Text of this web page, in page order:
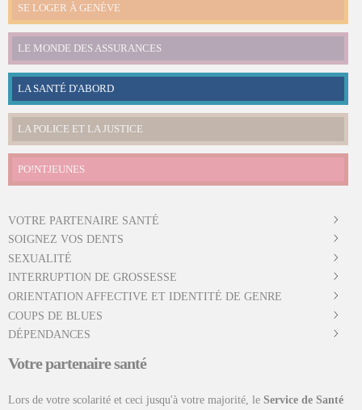
SE LOGER À GENÈVE
LE MONDE DES ASSURANCES
LA SANTÉ D'ABORD
LA POLICE ET LA JUSTICE
PO!NTJEUNES
VOTRE PARTENAIRE SANTÉ
SOIGNEZ VOS DENTS
SEXUALITÉ
INTERRUPTION DE GROSSESSE
ORIENTATION AFFECTIVE ET IDENTITÉ DE GENRE
COUPS DE BLUES
DÉPENDANCES
Votre partenaire santé
Lors de votre scolarité et ceci jusqu'à votre majorité, le Service de Santé